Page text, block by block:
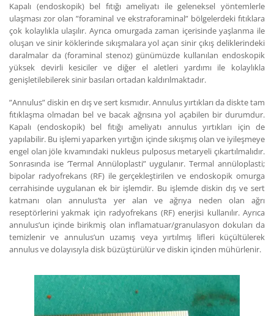
Kapalı (endoskopik) bel fıtığı ameliyatı ile geleneksel yöntemlerle
ulaşması zor olan ”foraminal ve ekstraforaminal” bölgelerdeki fıtıklara
çok kolaylıkla ulaşılır. Ayrıca omurgada zaman içerisinde yaşlanma ile
oluşan ve sinir köklerinde sıkışmalara yol açan sinir çıkış deliklerindeki
daralmalar da (foraminal stenoz) günümüzde kullanılan endoskopik
yüksek devirli kesiciler ve diğer el aletleri yardımı ile kolaylıkla
genişletilebilerek sinir basıları ortadan kaldırılmaktadır.
”Annulus” diskin en dış ve sert kısmıdır. Annulus yırtıkları da diskte tam
fıtıklaşma olmadan bel ve bacak ağrısına yol açabilen bir durumdur.
Kapalı (endoskopik) bel fıtığı ameliyatı annulus yırtıkları için de
yapılabilir. Bu işlemi yaparken yırtığın içinde sıkışmış olan ve iyileşmeye
engel olan jöle kıvamındaki nukleus pulposus metaryeli çıkartılmalıdır.
Sonrasında ise ‘Termal Annüloplasti” uygulanır. Termal annüloplasti;
bipolar radyofrekans (RF) ile gerçekleştirilen ve endoskopik omurga
cerrahisinde uygulanan ek bir işlemdir. Bu işlemde diskin dış ve sert
katmanı olan annulus’ta yer alan ve ağrıya neden olan ağrı
reseptörlerini yakmak için radyofrekans (RF) enerjisi kullanılır. Ayrıca
annulus’un içinde birikmiş olan inflamatuar/granulasyon dokuları da
temizlenir ve annulus’un uzamış veya yırtılmış lifleri küçültülerek
annulus ve dolayısıyla disk büzüştürülür ve diskin içinden mühürlenir.